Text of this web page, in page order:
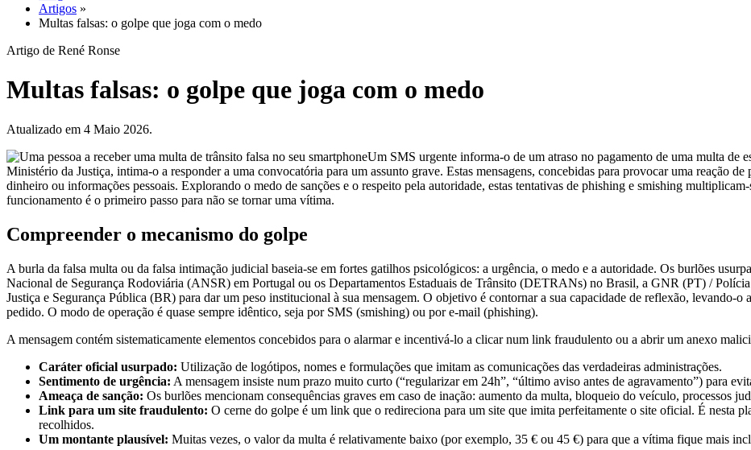
Artigos »
Multas falsas: o golpe que joga com o medo
Artigo de René Ronse
Multas falsas: o golpe que joga com o medo
Atualizado em 4 Maio 2026.
Um SMS urgente informa-o de um atraso no pagamento de uma multa de
Ministério da Justiça, intima-o a responder a uma convocatória para um assunto grave. Estas mensagens, concebidas para provocar uma reação
dinheiro ou informações pessoais. Explorando o medo de sanções e o respeito pela autoridade, estas tentativas de phishing e smishing
funcionamento é o primeiro passo para não se tornar uma vítima.
Compreender o mecanismo do golpe
A burla da falsa multa ou da falsa intimação judicial baseia-se em fortes gatilhos psicológicos: a urgência, o medo e a autoridade. Os burlões
Nacional de Segurança Rodoviária (ANSR) em Portugal ou os Departamentos Estaduais de Trânsito (DETRANs) no Brasil, a GNR (PT) /
Justiça e Segurança Pública (BR) para dar um peso institucional à sua mensagem. O objetivo é contornar a sua capacidade de reflexão, levando-
pedido. O modo de operação é quase sempre idêntico, seja por SMS (smishing) ou por e-mail (phishing).
A mensagem contém sistematicamente elementos concebidos para o alarmar e incentivá-lo a clicar num link fraudulento ou a abrir um anexo
Caráter oficial usurpado: Utilização de logótipos, nomes e formulações que imitam as comunicações das verdadeiras administrações.
Sentimento de urgência: A mensagem insiste num prazo muito curto (“regularizar em 24h”, “último aviso antes de agravamento”) para
Ameaça de sanção: Os burlões mencionam consequências graves em caso de inação: aumento da multa, bloqueio do veículo, processos
Link para um site fraudulento: O cerne do golpe é um link que o redireciona para um site que imita perfeitamente o site oficial. É nesta
recolhidos.
Um montante plausível: Muitas vezes, o valor da multa é relativamente baixo (por exemplo, 35 € ou 45 €) para que a vítima fique mais